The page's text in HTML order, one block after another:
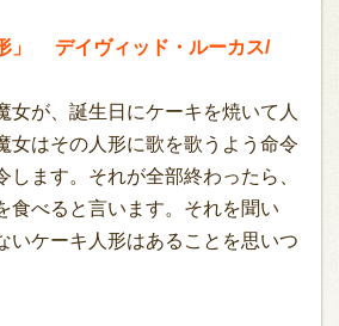
」 デイヴィッド・ルーカス/
が、誕生日にケーキを焼いて人
女はその人形に歌を歌うよう命令
します。それが全部終わったら、
食べると言います。それを聞い
いケーキ人形はあることを思いつ